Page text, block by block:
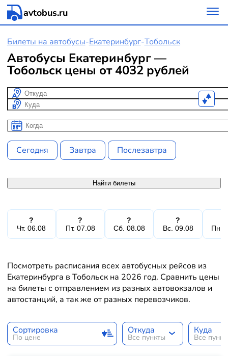
avtobus.ru
Билеты на автобусы-Екатеринбург-Тобольск
Автобусы Екатеринбург —
Тобольск цены от 4032 рублей
Откуда
Куда
Когда
Когда
Сегодня Завтра Послезавтра
Найти билеты
?
Чт. 06.08
?
Пт. 07.08
?
Сб. 08.08
?
Вс. 09.08
Пн.
Посмотреть расписания всех автобусных рейсов из
Екатеринбурга в Тобольск на 2026 год. Сравнить цены
на билеты с отправлением из разных автовокзалов и
автостанций, а так же от разных перевозчиков.
Сортировка
По цене
Откуда
Все пункты
Куда
Все